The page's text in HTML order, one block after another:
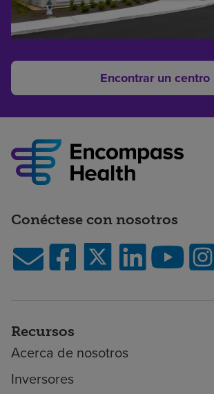
Encontrar un centro
Conéctese con nosotros
Recursos
Acerca de nosotros
Inversores